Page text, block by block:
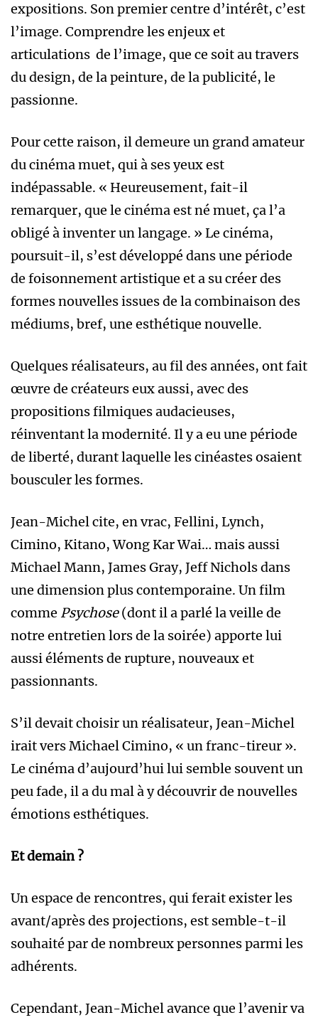
expositions. Son premier centre d’intérêt, c’est
l’image. Comprendre les enjeux et
articulations de l’image, que ce soit au travers
du design, de la peinture, de la publicité, le
passionne.
Pour cette raison, il demeure un grand amateur
du cinéma muet, qui à ses yeux est
indépassable. « Heureusement, fait-il
remarquer, que le cinéma est né muet, ça l’a
obligé à inventer un langage. » Le cinéma,
poursuit-il, s’est développé dans une période
de foisonnement artistique et a su créer des
formes nouvelles issues de la combinaison des
médiums, bref, une esthétique nouvelle.
Quelques réalisateurs, au fil des années, ont fait
œuvre de créateurs eux aussi, avec des
propositions filmiques audacieuses,
réinventant la modernité. Il y a eu une période
de liberté, durant laquelle les cinéastes osaient
bousculer les formes.
Jean-Michel cite, en vrac, Fellini, Lynch,
Cimino, Kitano, Wong Kar Wai… mais aussi
Michael Mann, James Gray, Jeff Nichols dans
une dimension plus contemporaine. Un film
comme Psychose(dont il a parlé la veille de
notre entretien lors de la soirée) apporte lui
aussi éléments de rupture, nouveaux et
passionnants.
S’il devait choisir un réalisateur, Jean-Michel
irait vers Michael Cimino, « un franc-tireur ».
Le cinéma d’aujourd’hui lui semble souvent un
peu fade, il a du mal à y découvrir de nouvelles
émotions esthétiques.
Et demain ?
Un espace de rencontres, qui ferait exister les
avant/après des projections, est semble-t-il
souhaité par de nombreux personnes parmi les
adhérents.
Cependant, Jean-Michel avance que l’avenir va